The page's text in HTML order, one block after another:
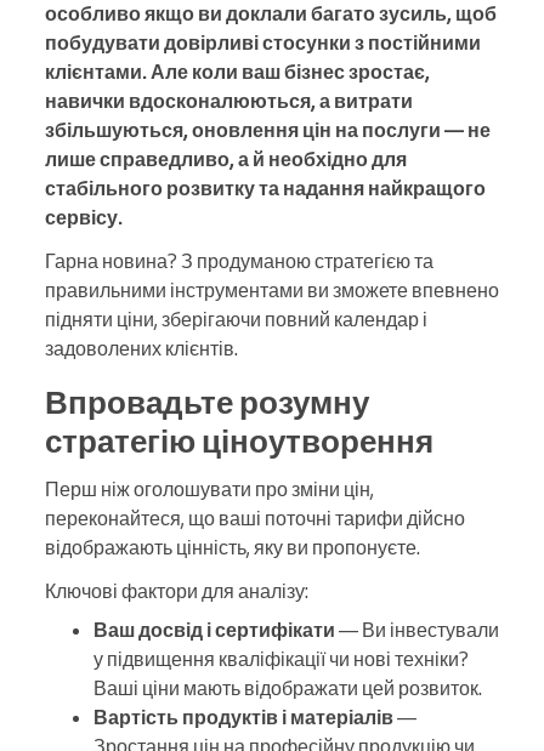
особливо якщо ви доклали багато зусиль, щоб
побудувати довірливі стосунки з постійними
клієнтами. Але коли ваш бізнес зростає,
навички вдосконалюються, а витрати
збільшуються, оновлення цін на послуги — не
лише справедливо, а й необхідно для
стабільного розвитку та надання найкращого
сервісу.
Гарна новина? З продуманою стратегією та
правильними інструментами ви зможете впевнено
підняти ціни, зберігаючи повний календар і
задоволених клієнтів.
Впровадьте розумну
стратегію ціноутворення
Перш ніж оголошувати про зміни цін,
переконайтеся, що ваші поточні тарифи дійсно
відображають цінність, яку ви пропонуєте.
Ключові фактори для аналізу:
Ваш досвід і сертифікати — Ви інвестували
у підвищення кваліфікації чи нові техніки?
Ваші ціни мають відображати цей розвиток.
Вартість продуктів і матеріалів—